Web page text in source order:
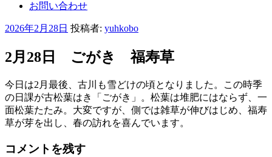
お問い合わせ
投
日:
2026年2月28日 投稿者: yuhkobo
2月28日 ごがき 福寿草
今日は2月最後、古川も雪どけの頃となりました。この時季
の日課が古松葉はき「ごがき」。松葉は堆肥にはならず、一
面松葉たたみ。大変ですが、側では雑草が伸びはじめ、福寿
草が芽を出し、春の訪れを喜んでいます。
コメントを残す